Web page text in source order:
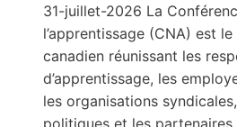
31-juillet-2026 La
l’apprentissage (CNA) est
canadien réunissant les
d’apprentissage, les
les organisations
politiques et les partenaires